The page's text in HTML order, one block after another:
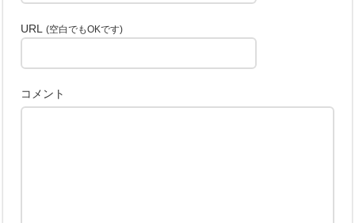
URL(空白でもOKです)
コメント